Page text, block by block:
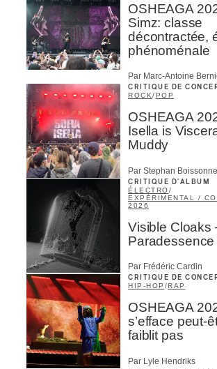
OSHEAGA
Simz: classe
décontractée,
phénoménale
Par Marc-Antoine
CRITIQUE DE
ROCK/POP
OSHEAGA
Isella is
Muddy
Par Stephan
CRITIQUE D'ALBUM
ÉLECTRO/
EXPÉRIMENTAL /
2026
Visible Cloaks
Paradessence
Par Frédéric Cardin
CRITIQUE DE
HIP-HOP /RAP
OSHEAGA
s’efface peut-
faiblit pas
Par Lyle Hendriks